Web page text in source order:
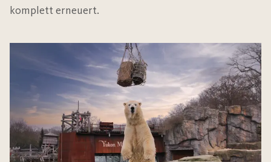
komplett erneuert.